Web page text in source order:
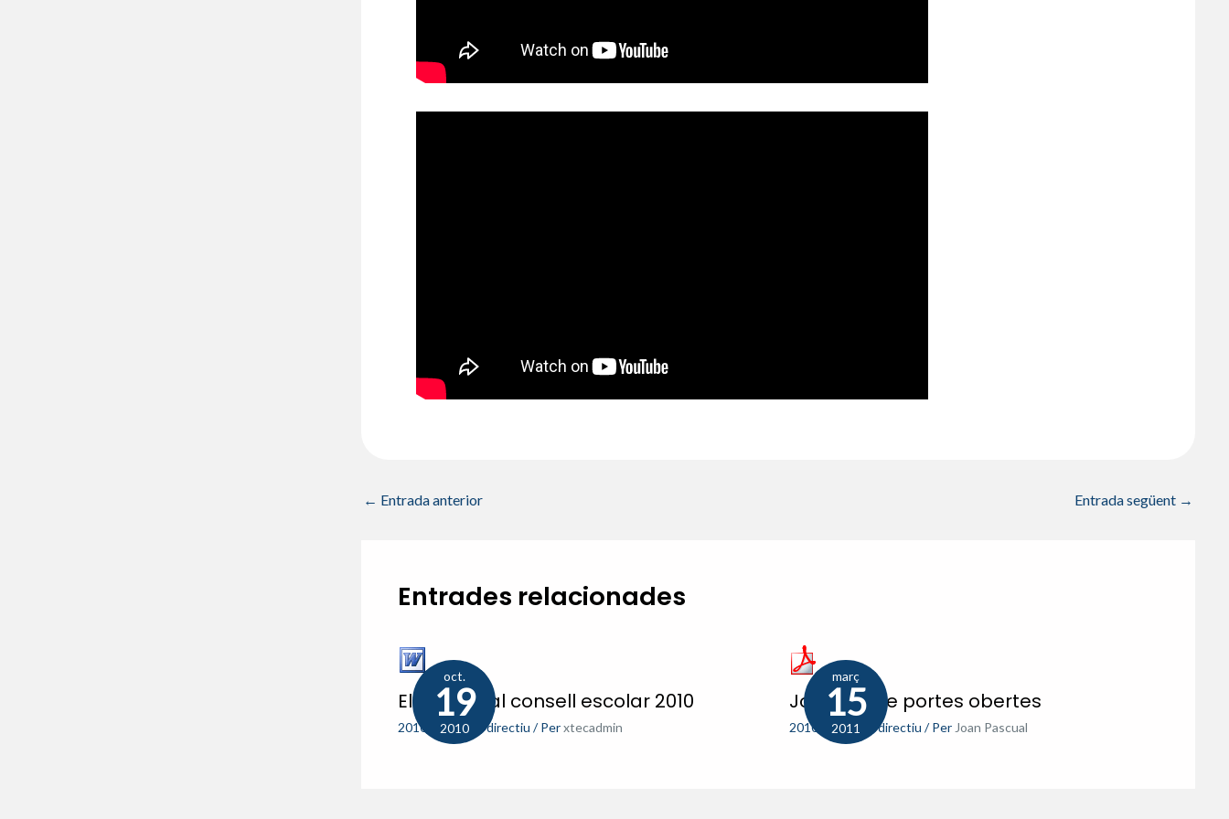
← Entrada anterior Entrada següent →
Entrades relacionades
oct.
19
2010
Eleccions al consell escolar 2010
2010-11,Equip directiu / Perxtecadmin
març
15
2011
Jornada de portes obertes
2010-11,Equip directiu / Per Joan Pascual